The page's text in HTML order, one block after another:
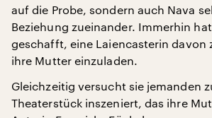
auf die Probe, sondern auch Nava
Beziehung zueinander. Immerhin
geschafft, eine Laiencasterin davon
ihre Mutter einzuladen.
Gleichzeitig versucht sie jemanden
Theaterstück inszeniert, das ihre